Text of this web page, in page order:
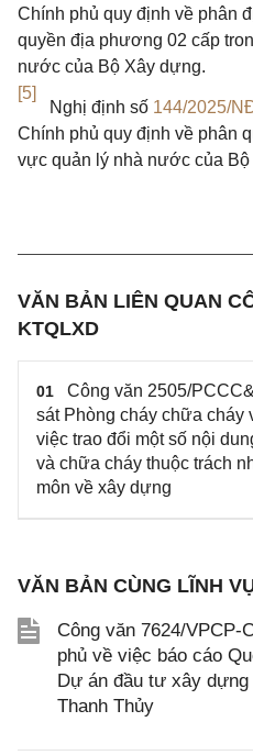
Chính phủ quy định về phân
quyền địa phương 02 cấp
nước của Bộ Xây dựng.
[5]
Nghị định số 144/2025/
Chính phủ quy định về phân
vực quản lý nhà nước của
VĂN BẢN LIÊN QUAN
KTQLXD
01
Công văn 2505/
sát Phòng cháy chữa cháy
việc trao đổi một số nội
và chữa cháy thuộc trách
môn về xây dựng
VĂN BẢN CÙNG LĨNH
Công văn 7624/VPCP-
phủ về việc báo cáo
Dự án đầu tư xây
Thanh Thủy